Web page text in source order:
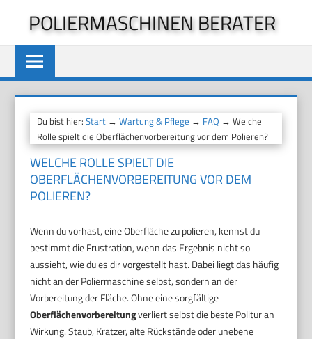
springen
POLIERMASCHINEN BERATER
Du bist hier:Start →Wartung & Pflege → FAQ → Welche
Rolle spielt die Oberflächenvorbereitung vor dem Polieren?
WELCHE ROLLE SPIELT DIE
OBERFLÄCHENVORBEREITUNG VOR DEM
POLIEREN?
Wenn du vorhast, eine Oberfläche zu polieren, kennst du
bestimmt die Frustration, wenn das Ergebnis nicht so
aussieht, wie du es dir vorgestellt hast. Dabei liegt das häufig
nicht an der Poliermaschine selbst, sondern an der
Vorbereitung der Fläche. Ohne eine sorgfältige
Oberflächenvorbereitungverliert selbst die beste Politur an
Wirkung. Staub, Kratzer, alte Rückstände oder unebene